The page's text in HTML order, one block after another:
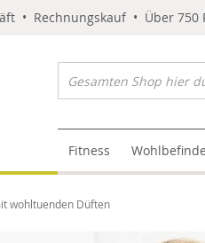
• Rechnungskauf • Über
Fitness
wohltuenden Düften